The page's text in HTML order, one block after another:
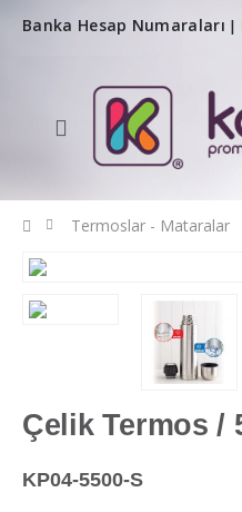
Banka Hesap Numaraları |
Termoslar - Mataralar
Çelik Termos /
KP04-5500-S